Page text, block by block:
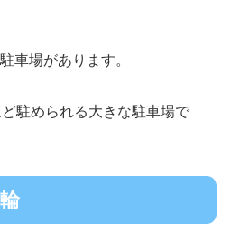
車場があります。
駐められる大きな駐車場で